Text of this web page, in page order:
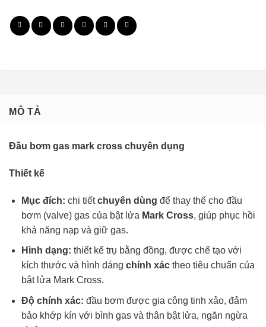
MÔ TẢ
Đầu bơm gas mark cross chuyên dụng
Thiết kế
Mục đích: chi tiếtchuyên dùng để thay thế cho đầu
bơm (valve) gas của bật lửa Mark Cross, giúp phục hồi
khả năng nạp và giữ gas.
Hình dạng: thiết kế trụ bằng đồng, được chế tạo với
kích thước và hình dáng chính xáctheo tiêu chuẩn của
bật lửa Mark Cross.
Độ chính xác: đầu bơm được gia công tinh xảo, đảm
bảo khớp kín với bình gas và thân bật lửa, ngăn ngừa